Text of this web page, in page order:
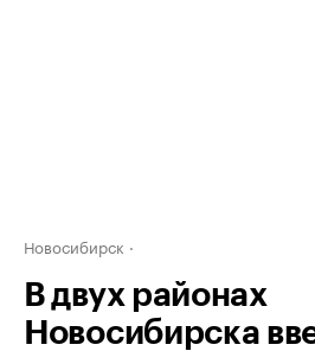
Новосибирск
В двух районах
Новосибирска